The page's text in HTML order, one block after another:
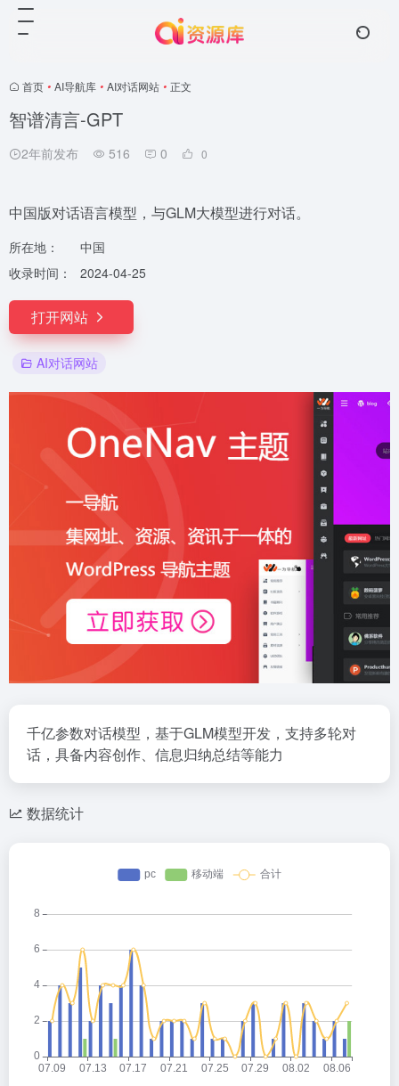
首页 • AI导航库 • AI对话网站 • 正文
智谱清言-GPT
2年前发布 516 0 0
中国版对话语言模型，与GLM大模型进行对话。
所在地：
中国
收录时间：
2024-04-25
打开网站
AI对话网站
千亿参数对话模型，基于GLM模型开发，支持多轮对
话，具备内容创作、信息归纳总结等能力
数据统计